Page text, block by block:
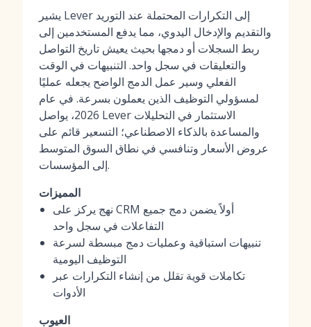
يشير Lever إلى التكرارات المحتملة عند التوريد
والتقديم والإدخال اليدوي، مما يدفع المستخدمين إلى
ربط السجلات أو دمجها بحيث يعيش تاريخ التواصل
والتعليقات في سجل واحد. التنبيهات في الوقت
الفعلي وسير عمل الدمج الواضح يجعله عمليًا
لمسؤولي التوظيف الذين يعملون بسرعة. في عام
2026، يواصل Lever الاستثمار في التحليلات
والمساعدة بالذكاء الاصطناعي؛ التسعير قائم على
عروض الأسعار وتنافسي في نطاق السوق المتوسط
إلى المؤسسات.
المميزات
نهج يركز على CRM أولاً يضمن دمج جميع
التفاعلات في سجل واحد
تنبيهات استباقية وعمليات دمج مبسطة لسرعة
التوظيف اليومية
تكاملات قوية تقلل من إنشاء التكرارات عبر
الأدوات
العيوب